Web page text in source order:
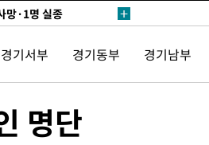
망·1명 실종
신의 기회로 삼겠다"
망과 걱정 안겨드려 죄
1.3%↑
기서부 경기동부 경기남부
명단